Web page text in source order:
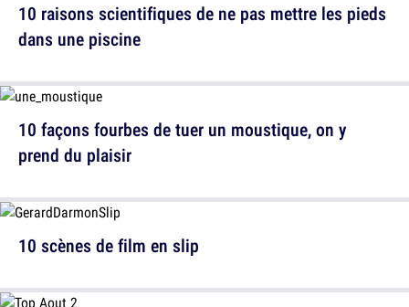
10 raisons scientifiques de ne pas mettre les pieds
dans une piscine
10 scènes de film en slip
10 façons fourbes de tuer un moustique, on y
prend du plaisir